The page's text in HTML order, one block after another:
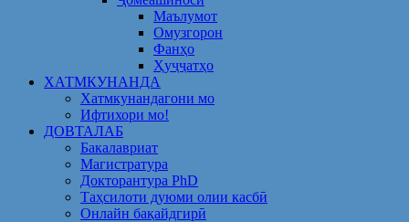
Маълумот
Омузгорон
Фанҳо
Ҳуҷҷатҳо
ХАТМКУНАНДА
Хатмкунандагони мо
Ифтихори мо!
ДОВТАЛАБ
Бакалавриат
Магистратура
Докторантура PhD
Таҳсилоти дуюми олии касбӣ
Онлайн бақайдгирӣ